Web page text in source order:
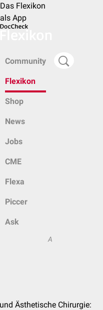
Das Flexikon
als App
Community
Flexikon
Shop
News
Jobs
CME
Flexa
Piccer
Ask
A
Ästhetische Chirurgie: